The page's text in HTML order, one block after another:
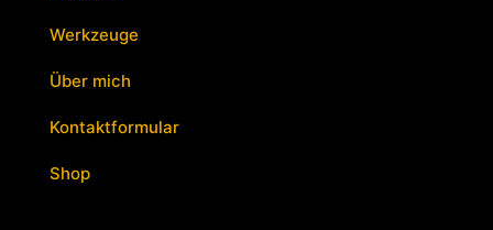
Werkzeuge
Über mich
Kontaktformular
Shop